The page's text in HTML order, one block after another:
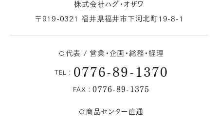
株式会社ハグ・オザワ
〒919-0321 福井県福井市下河北町19-8-1
代表 / 営業・企画・総務・経理
TEL： 0776-89-1370
FAX：0776-89-1375
商品センター直通